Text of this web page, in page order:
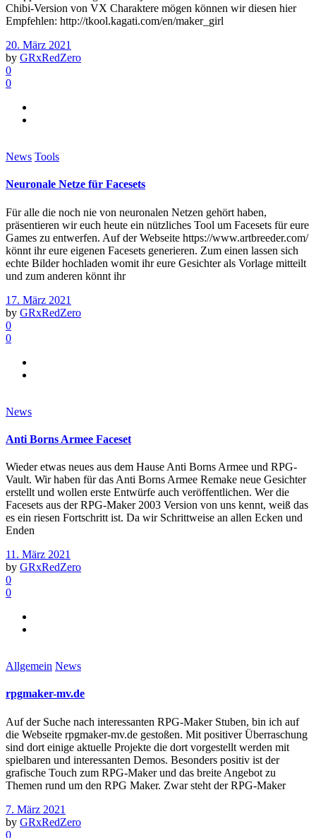
Chibi-Version von VX Charaktere mögen können wir diesen hier
Empfehlen: http://tkool.kagati.com/en/maker_girl
20. März 2021
by GRxRedZero
0
0
News Tools
Neuronale Netze für Facesets
Für alle die noch nie von neuronalen Netzen gehört haben,
präsentieren wir euch heute ein nützliches Tool um Facesets für eure
Games zu entwerfen. Auf der Webseite https://www.artbreeder.com/
könnt ihr eure eigenen Facesets generieren. Zum einen lassen sich
echte Bilder hochladen womit ihr eure Gesichter als Vorlage mitteilt
und zum anderen könnt ihr
17. März 2021
by GRxRedZero
0
0
News
Anti Borns Armee Faceset
Wieder etwas neues aus dem Hause Anti Borns Armee und RPG-
Vault. Wir haben für das Anti Borns Armee Remake neue Gesichter
erstellt und wollen erste Entwürfe auch veröffentlichen. Wer die
Facesets aus der RPG-Maker 2003 Version von uns kennt, weiß das
es ein riesen Fortschritt ist. Da wir Schrittweise an allen Ecken und
Enden
11. März 2021
by GRxRedZero
0
0
Allgemein News
rpgmaker-mv.de
Auf der Suche nach interessanten RPG-Maker Stuben, bin ich auf
die Webseite rpgmaker-mv.de gestoßen. Mit positiver Überraschung
sind dort einige aktuelle Projekte die dort vorgestellt werden mit
spielbaren und interessanten Demos. Besonders positiv ist der
grafische Touch zum RPG-Maker und das breite Angebot zu
Themen rund um den RPG Maker. Zwar steht der RPG-Maker
7. März 2021
by GRxRedZero
0